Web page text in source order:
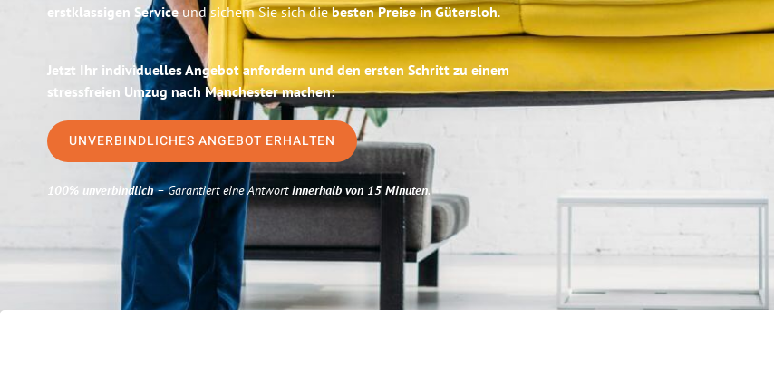
erstklassigen Serviceund sichern Sie sich diebesten Preise in Gütersloh.
Jetzt Ihr individuelles Angebot anfordern und den ersten Schritt zu einem
stressfreien Umzug nach Manchester machen:
UNVERBINDLICHES ANGEBOT ERHALTEN
100% unverbindlich– Garantiert eine Antwortinnerhalb von 15 Minuten.